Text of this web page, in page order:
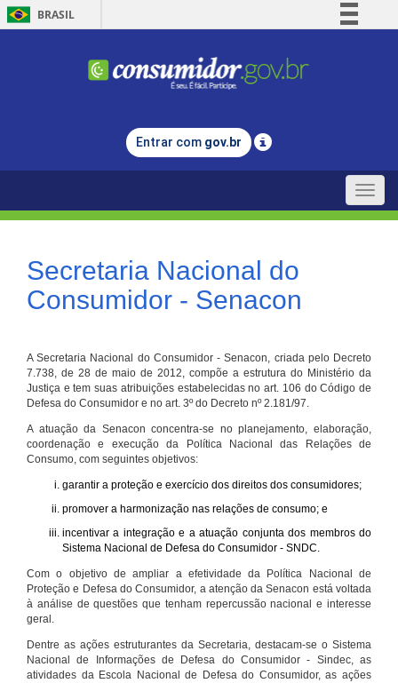
BRASIL
Comunica BR
Legislação
Entrar com gov.br
Toggle
Secretaria Nacional do
Consumidor - Senacon
A Secretaria Nacional do Consumidor - Senacon, criada pelo Decreto
7.738, de 28 de maio de 2012, compõe a estrutura do Ministério da
Justiça e tem suas atribuições estabelecidas no art. 106 do Código de
Defesa do Consumidor e no art. 3º do Decreto nº 2.181/97.
A atuação da Senacon concentra-se no planejamento, elaboração,
coordenação e execução da Política Nacional das Relações de
Consumo, com seguintes objetivos:
garantir a proteção e exercício dos direitos dos consumidores;
promover a harmonização nas relações de consumo; e
incentivar a integração e a atuação conjunta dos membros do
Sistema Nacional de Defesa do Consumidor - SNDC.
Com o objetivo de ampliar a efetividade da Política Nacional de
Proteção e Defesa do Consumidor, a atenção da Senacon está voltada
à análise de questões que tenham repercussão nacional e interesse
geral.
Dentre as ações estruturantes da Secretaria, destacam-se o Sistema
Nacional de Informações de Defesa do Consumidor - Sindec, as
atividades da Escola Nacional de Defesa do Consumidor, as ações